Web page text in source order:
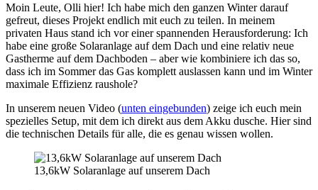
Moin Leute, Olli hier! Ich habe mich den ganzen Winter darauf
gefreut, dieses Projekt endlich mit euch zu teilen. In meinem
privaten Haus stand ich vor einer spannenden Herausforderung: Ich
habe eine große Solaranlage auf dem Dach und eine relativ neue
Gastherme auf dem Dachboden – aber wie kombiniere ich das so,
dass ich im Sommer das Gas komplett auslassen kann und im Winter
maximale Effizienz raushole?
In unserem neuen Video (unten eingebunden) zeige ich euch mein
spezielles Setup, mit dem ich direkt aus dem Akku dusche. Hier sind
die technischen Details für alle, die es genau wissen wollen.
13,6kW Solaranlage auf unserem Dach